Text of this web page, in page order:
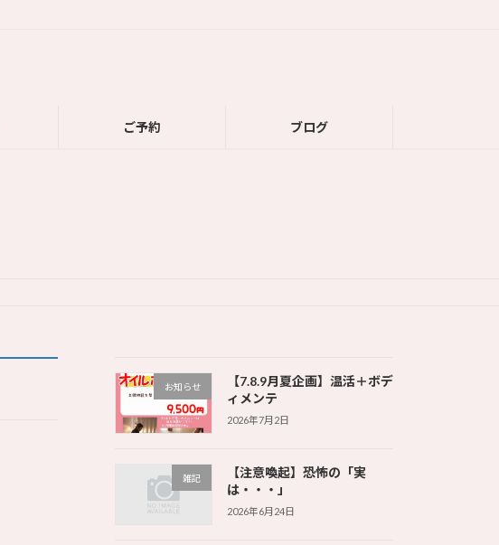
ご予約 ブログ
お知らせ
【7.8.9月夏企画】温活＋ボデ
ィメンテ
2026年7月2日
雑記
【注意喚起】恐怖の「実
は・・・」
2026年6月24日